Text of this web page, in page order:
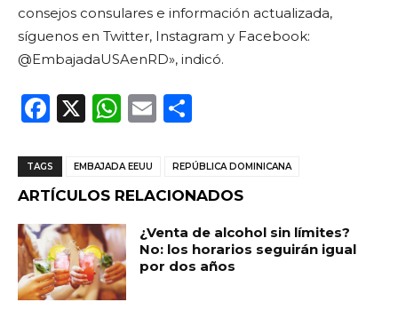
consejos consulares e información actualizada,
síguenos en Twitter, Instagram y Facebook:
@EmbajadaUSAenRD», indicó.
F
c
e
b
o
o
k
X
W
a
ts
A
p
p
E
ai
l
m
p
ar
ti
r
TAGS EMBAJADA EEUU REPÚBLICA DOMINICANA
ARTÍCULOS RELACIONADOS
¿Venta de alcohol sin límites?
No: los horarios seguirán igual
por dos años